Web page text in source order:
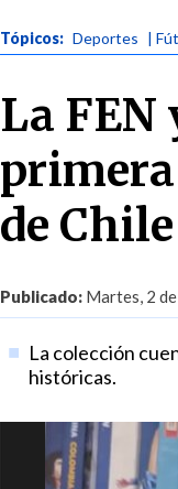
Tópicos: Deportes |
La FEN
de Chile
Publicado: Martes, 2
La colección
históricas.